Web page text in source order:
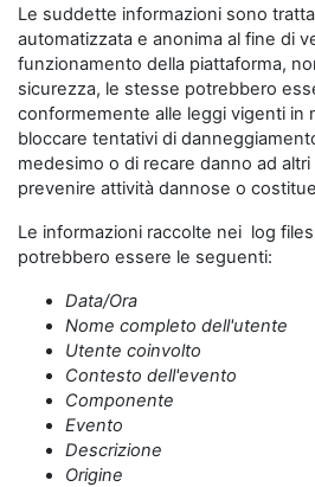
Le suddette informazioni sono
automatizzata e anonima al fine di
funzionamento della piattaforma,
sicurezza, le stesse potrebbero
conformemente alle leggi vigenti in
bloccare tentativi di
medesimo o di recare danno ad
prevenire attività dannose o
Le informazioni raccolte nei log
potrebbero essere le seguenti:
Data/Ora
Nome completo dell'utente
Utente coinvolto
Contesto dell'evento
Componente
Evento
Descrizione
Origine